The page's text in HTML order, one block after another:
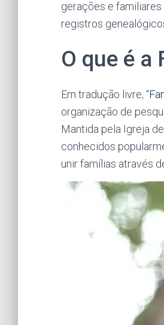
gerações e
registros
O que é a
Em tradução livre, “
organização de
Mantida pela Igreja
conhecidos
unir famílias através